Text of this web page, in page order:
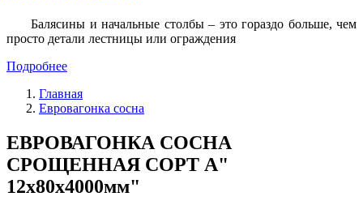
Балясины и начальные столбы – это гораздо больше, чем
просто детали лестницы или ограждения
Подробнее
Главная
Евровагонка сосна
ЕВРОВАГОНКА СОСНА
СРОЩЕННАЯ СОРТ А"
12х80х4000мм"